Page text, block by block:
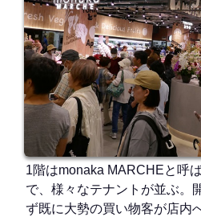
1階はmonaka MARCHEと呼
で、様々なテナントが並ぶ。
ず既に大勢の買い物客が店内